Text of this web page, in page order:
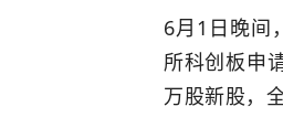
6月1日晚间
所科创板申
万股新股，